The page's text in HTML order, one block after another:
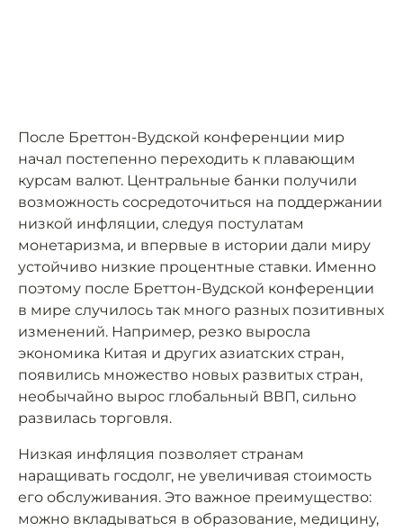
После Бреттон-Вудской конференции мир
начал постепенно переходить к плавающим
курсам валют. Центральные банки получили
возможность сосредоточиться на поддержании
низкой инфляции, следуя постулатам
монетаризма, и впервые в истории дали миру
устойчиво низкие процентные ставки. Именно
поэтому после Бреттон-Вудской конференции
в мире случилось так много разных позитивных
изменений. Например, резко выросла
экономика Китая и других азиатских стран,
появились множество новых развитых стран,
необычайно вырос глобальный ВВП, сильно
развилась торговля.
Низкая инфляция позволяет странам
наращивать госдолг, не увеличивая стоимость
его обслуживания. Это важное преимущество:
можно вкладываться в образование, медицину,